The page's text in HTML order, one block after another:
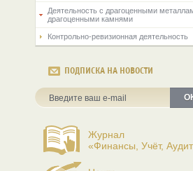
Деятельность с драгоценными
драгоценными камнями
Контрольно-ревизионная деятельность
ПОДПИСКА НА НОВОСТИ
Журнал
«Финансы, Учёт,